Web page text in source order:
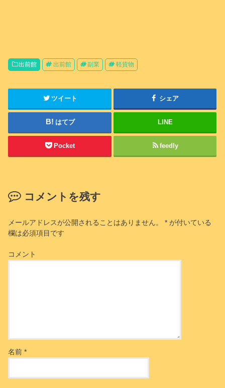
出前館 出前館 副業 軽貨物
ツイート シェア
はてブ LINE
Pocket feedly
コメントを残す
メールアドレスが公開されることはありません。 * が付いている
欄は必須項目です
コメント
名前*